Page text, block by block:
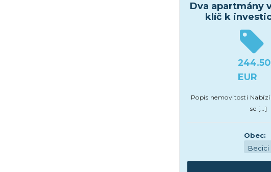
Dva apartmány
klíč k
EUR
Popis nemovitosti
se […]
Obec:
Becici